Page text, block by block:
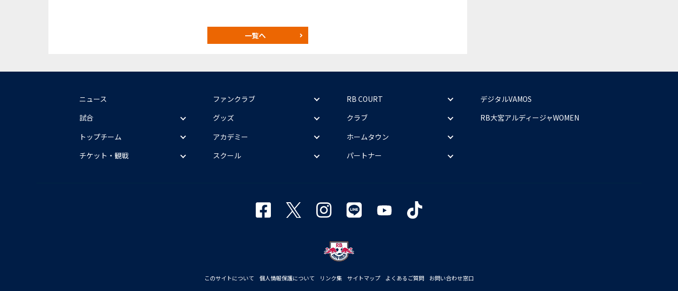
一覧へ
ニュース
試合
トップチーム
チケット・観戦
ファンクラブ
グッズ
アカデミー
スクール
RB COURT
クラブ
ホームタウン
パートナー
デジタルVAMOS
RB大宮アルディージャWOMEN
このサイトについて 個人情報保護について リンク集 サイトマップ よくあるご質問 お問い合わせ窓口